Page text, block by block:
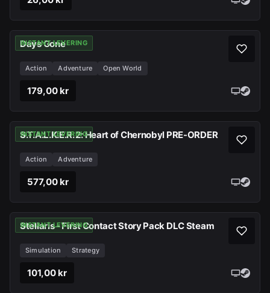
INSTANT LEVERING
Days Gone
Action Adventure Open World
179,00 kr
INSTANT LEVERING
S.T.A.L.K.E.R. 2: Heart of Chernobyl PRE-ORDER
Action Adventure
577,00 kr
INSTANT LEVERING
Stellaris - First Contact Story Pack DLC Steam
Simulation Strategy
101,00 kr